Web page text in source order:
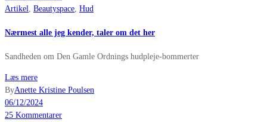
Artikel, Beautyspace, Hud
Nærmest alle jeg kender, taler om det her
Sandheden om Den Gamle Ordnings hudpleje-bommerter
Læs mere
ByAnette Kristine Poulsen
06/12/2024
25 Kommentarer